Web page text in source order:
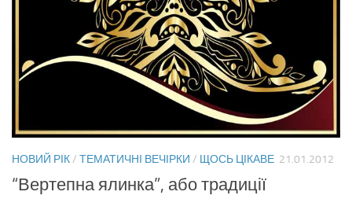
НОВИЙ РІК/ ТЕМАТИЧНІ ВЕЧІРКИ / ЩОСЬ ЦІКАВЕ 21.01.2012
“Вертепна ялинка”, або традиції